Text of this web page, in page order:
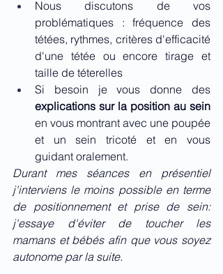
Nous discutons de vos
problématiques : fréquence des
tétées, rythmes, critères d'efficacité
d'une tétée ou encore tirage et
taille de téterelles
en vous montrant avec une poupée
et un sein tricoté et en vous
guidant oralement.
Durant mes séances en présentiel
j'interviens le moins possible en terme
de positionnement et prise de sein:
j'essaye d'éviter de toucher les
mamans et bébés afin que vous soyez
autonome par la suite.